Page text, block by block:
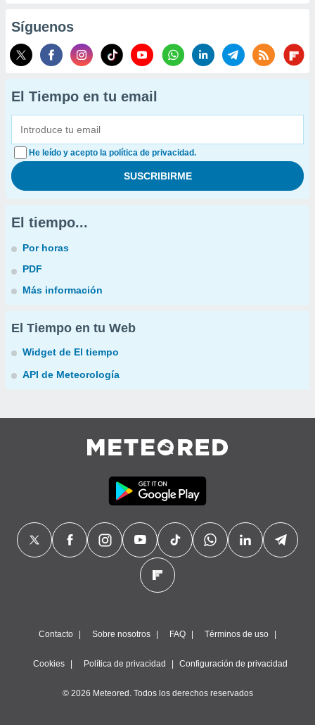
Síguenos
El Tiempo en tu email
He leído y acepto la política de privacidad.
El tiempo...
Por horas
PDF
Más información
El Tiempo en tu Web
Widget de El tiempo
API de Meteorología
Contacto Sobre nosotros FAQ Términos de uso
Cookies Política de privacidad Configuración de privacidad
© 2026 Meteored. Todos los derechos reservados